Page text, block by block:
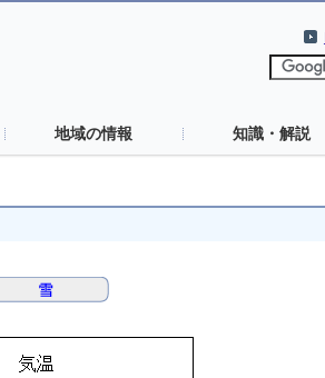
地域の情報 知識・解説